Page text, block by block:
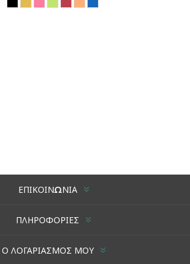
ΕΠΙΚΟΙΝΩΝΊΑ
ΠΛΗΡΟΦΟΡΊΕΣ
Ο ΛΟΓΑΡΙΑΣΜΌΣ ΜΟΥ